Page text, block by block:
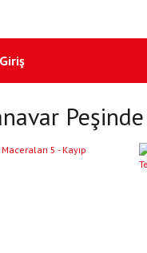
Peşinde